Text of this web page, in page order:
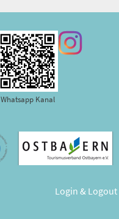
Whatsapp Kanal
Login & Logout